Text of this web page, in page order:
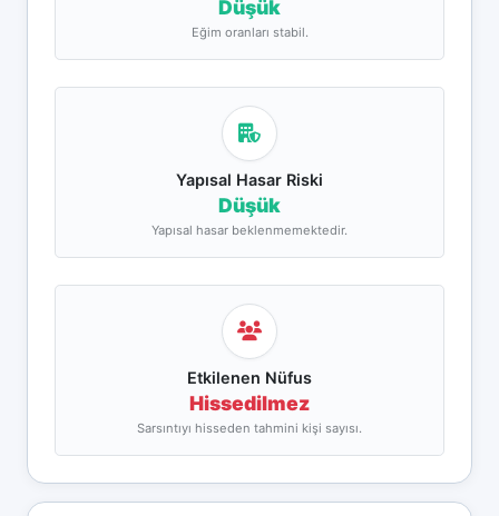
Düşük
Eğim oranları stabil.
Yapısal Hasar Riski
Düşük
Yapısal hasar beklenmemektedir.
Etkilenen Nüfus
Hissedilmez
Sarsıntıyı hisseden tahmini kişi sayısı.